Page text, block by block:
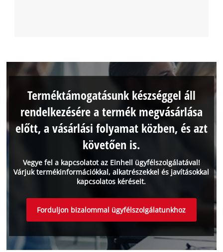
Vegye fel a kapcsolatot az Einhell ügyfélszolgálatával!
Várjuk termékinformációkkal, alkatrészekkel és javításokkal
kapcsolatos kéréseit.
Terméktámogatásunk készséggel áll
rendelkezésére a termék megvásárlása
előtt, a vásárlási folyamat közben, és azt
követően is.
Forduljon bizalommal ügyfélszolgálatunkhoz